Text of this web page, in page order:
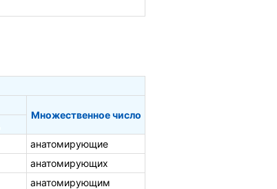
Множественное число
анатомирующие
анатомирующих
анатомирующим